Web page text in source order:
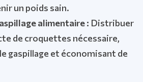
un poids sain.
alimentaire : Distribuer
de croquettes nécessaire,
gaspillage et économisant de